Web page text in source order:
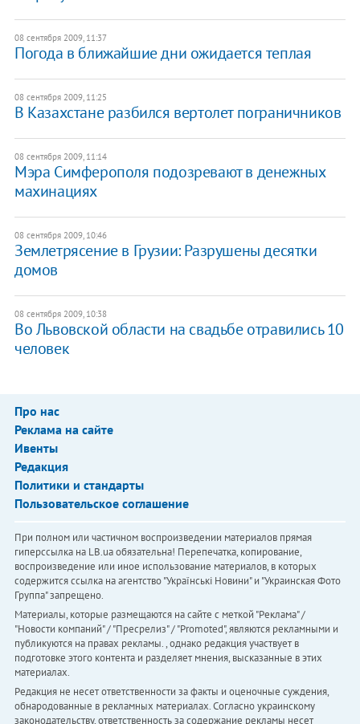
08 сентября 2009, 11:37
Погода в ближайшие дни ожидается теплая
08 сентября 2009, 11:25
В Казахстане разбился вертолет пограничников
08 сентября 2009, 11:14
Мэра Симферополя подозревают в денежных
махинациях
08 сентября 2009, 10:46
Землетрясение в Грузии: Разрушены десятки
домов
08 сентября 2009, 10:38
Во Львовской области на свадьбе отравились 10
человек
Про нас
Реклама на сайте
Ивенты
Редакция
Политики и стандарты
Пользовательское соглашение
При полном или частичном воспроизведении материалов прямая
гиперссылка на LB.ua обязательна! Перепечатка, копирование,
воспроизведение или иное использование материалов, в которых
содержится ссылка на агентство "Українськi Новини" и "Украинская Фото
Группа" запрещено.
Материалы, которые размещаются на сайте с меткой "Реклама" /
"Новости компаний" / "Пресрелиз" / "Promoted", являются рекламными и
публикуются на правах рекламы. , однако редакция участвует в
подготовке этого контента и разделяет мнения, высказанные в этих
материалах.
Редакция не несет ответственности за факты и оценочные суждения,
обнародованные в рекламных материалах. Согласно украинскому
законодательству, ответственность за содержание рекламы несет